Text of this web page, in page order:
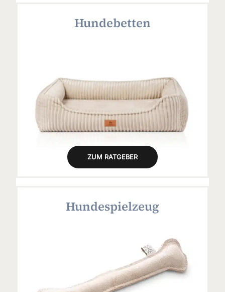
Hundebetten
ZUM RATGEBER
Hundespielzeug